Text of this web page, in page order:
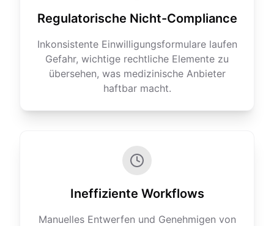
Regulatorische Nicht-Compliance
Inkonsistente Einwilligungsformulare laufen
Gefahr, wichtige rechtliche Elemente zu
übersehen, was medizinische Anbieter
haftbar macht.
Ineffiziente Workflows
Manuelles Entwerfen und Genehmigen von